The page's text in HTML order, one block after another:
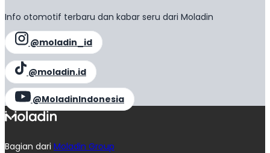
Info otomotif terbaru dan kabar seru dari Moladin
@moladin_id
@moladin.id
@MoladinIndonesia
Bagian dari Moladin Group